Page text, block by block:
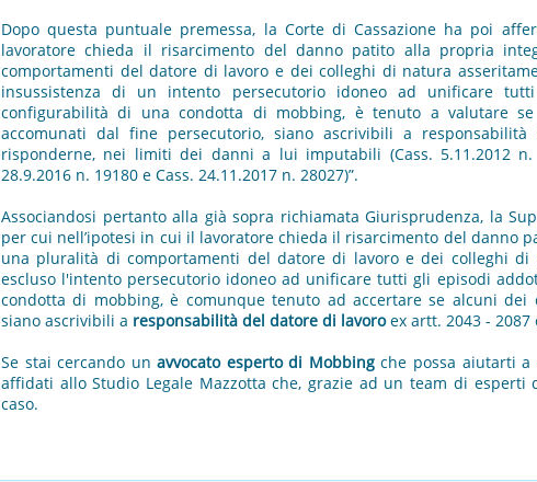
Dopo questa puntuale premessa, la Corte di Cassazione ha poi
lavoratore chieda il risarcimento del danno patito alla propria
comportamenti del datore di lavoro e dei colleghi di natura
insussistenza di un intento persecutorio idoneo ad unificare
configurabilità di una condotta di mobbing, è tenuto a valutare
accomunati dal fine persecutorio, siano ascrivibili a
risponderne, nei limiti dei danni a lui imputabili (Cass. 5.11.2012 n.
28.9.2016 n. 19180 e Cass. 24.11.2017 n. 28027)”.
Associandosi pertanto alla già sopra richiamata Giurisprudenza, la
per cui nell’ipotesi in cui il lavoratore chieda il risarcimento del danno
una pluralità di comportamenti del datore di lavoro e dei colleghi di
escluso l'intento persecutorio idoneo ad unificare tutti gli episodi
condotta di mobbing, è comunque tenuto ad accertare se alcuni dei
siano ascrivibili a responsabilità del datore di lavoroex artt. 2043 - 2087
Se stai cercando unavvocato esperto di Mobbingche possa aiutarti a
affidati allo Studio Legale Mazzotta che, grazie ad un team di esperti
caso.